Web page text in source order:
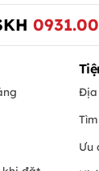
Địa
Ưu